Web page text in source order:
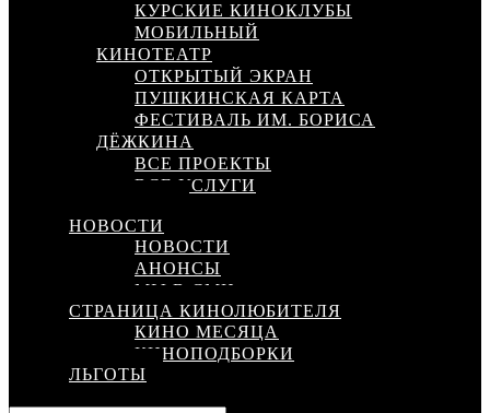
КУРСКИЕ КИНОКЛУБЫ
МОБИЛЬНЫЙ
КИНОТЕАТР
ОТКРЫТЫЙ ЭКРАН
ПУШКИНСКАЯ КАРТА
ФЕСТИВАЛЬ ИМ. БОРИСА
ДЁЖКИНА
ВСЕ ПРОЕКТЫ
ВСЕ УСЛУГИ
НОВОСТИ
НОВОСТИ
АНОНСЫ
МЫ В СМИ
СТРАНИЦА КИНОЛЮБИТЕЛЯ
КИНО МЕСЯЦА
КИНОПОДБОРКИ
ЛЬГОТЫ